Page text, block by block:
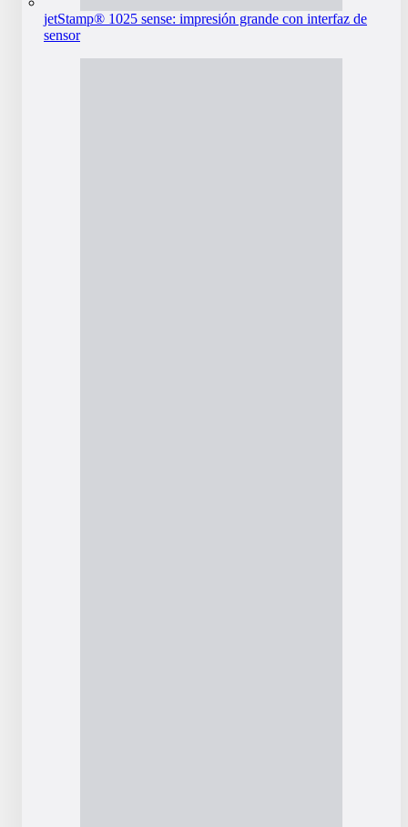
jetStamp® 1025 sense: impresión grande con interfaz de
sensor